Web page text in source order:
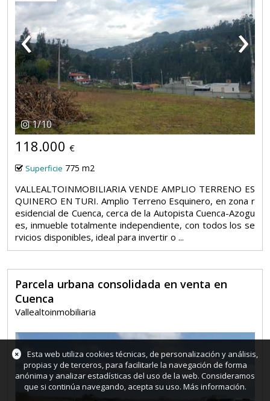
‹ ›
1/10
118.000 €
Superficie 775 m2
VALLEALTOINMOBILIARIA VENDE AMPLIO TERRENO ES
QUINERO EN TURI. Amplio Terreno Esquinero, en zona r
esidencial de Cuenca, cerca de la Autopista Cuenca-Azogu
es, inmueble totalmente independiente, con todos los se
rvicios disponibles, ideal para invertir o ...
Parcela urbana consolidada en venta en
Cuenca
Vallealtoinmobiliaria
×
Esta web utiliza cookies técnicas, de personalización y análisis,
propias y de terceros, para facilitarle la navegación de forma
anónima y analizar estadísticas del uso de la web. Consideramos
que si continúa navegando, acepta su uso. Más información.